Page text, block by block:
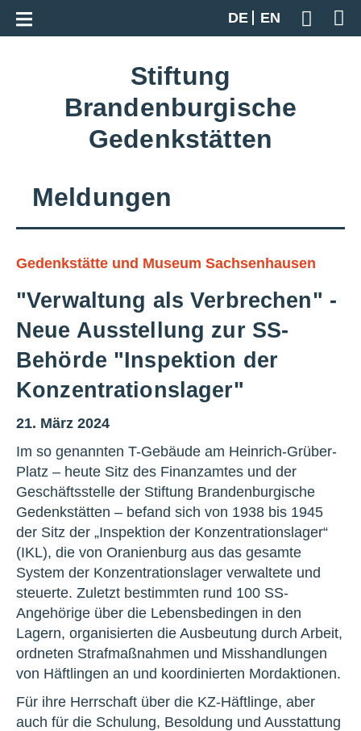
DE
EN
Geben
Zur Gesamtübersicht
Stiftung
Brandenburgische
Gedenkstätten
Meldungen
Gedenkstätte und Museum Sachsenhausen
"Verwaltung als Verbrechen" -
Neue Ausstellung zur SS-
Behörde "Inspektion der
Konzentrationslager"
21. März 2024
Im so genannten T-Gebäude am Heinrich-Grüber-
Platz – heute Sitz des Finanzamtes und der
Geschäftsstelle der Stiftung Brandenburgische
Gedenkstätten – befand sich von 1938 bis 1945
der Sitz der „Inspektion der Konzentrationslager“
(IKL), die von Oranienburg aus das gesamte
System der Konzentrationslager verwaltete und
steuerte. Zuletzt bestimmten rund 100 SS-
Angehörige über die Lebensbedingen in den
Lagern, organisierten die Ausbeutung durch Arbeit,
ordneten Strafmaßnahmen und Misshandlungen
von Häftlingen an und koordinierten Mordaktionen.
Für ihre Herrschaft über die KZ-Häftlinge, aber
auch für die Schulung, Besoldung und Ausstattung